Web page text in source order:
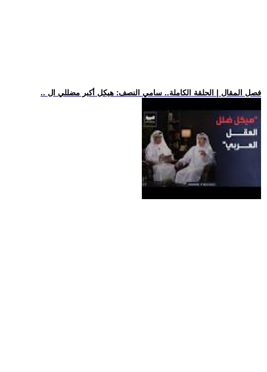
.. فصل المقال | الحلقة الكاملة.. سامي النصف: هيكل أكبر مضللي ال